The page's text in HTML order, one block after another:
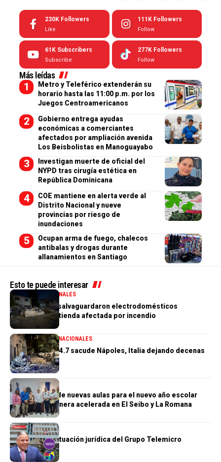
230K Followers
Like
111K Followers
Follow
61K Subscribers
Subscribe
277K Followers
Follow
Más leídas
Metro y Teleférico extenderán su
horario hasta las 11:00 p.m. por los
Juegos Centroamericanos
Gobierno entrega ayudas
económicas a comerciantes
afectados por ampliación avenida
Los Beisbolistas en Manoguayabo
Investigan muerte de oficial del
NYPD tras cirugía estética en
República Dominicana
COE mantiene en alerta verde al
Distrito Nacional y nueve
provincias por riesgo de
inundaciones
Ocupan arma de fuego, chalecos
antibalas y drogas durante
allanamientos en Santiago
Esto te puede interesar
GENERALES NACIONALES
PN aclara que salvaguardaron electrodomésticos
sustraídos de tienda afectada por incendio
GENERALESINTERNACIONALES
Terremoto de 4.7 sacude Nápoles, Italia dejando decenas
de heridos
GENERALES
Construcción de nuevas aulas para el nuevo año escolar
avanzan de manera acelerada en El Seibo y La Romana
GENERALES
Se complica situación jurídica del Grupo Telemicro